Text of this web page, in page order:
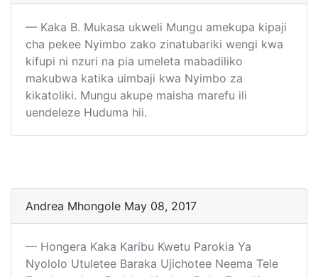
Kaka B. Mukasa ukweli Mungu amekupa kipaji
cha pekee Nyimbo zako zinatubariki wengi kwa
kifupi ni nzuri na pia umeleta mabadiliko
makubwa katika uimbaji kwa Nyimbo za
kikatoliki. Mungu akupe maisha marefu ili
uendeleze Huduma hii.
Andrea Mhongole May 08, 2017
Hongera Kaka Karibu Kwetu Parokia Ya
Nyololo Utuletee Baraka Ujichotee Neema Tele